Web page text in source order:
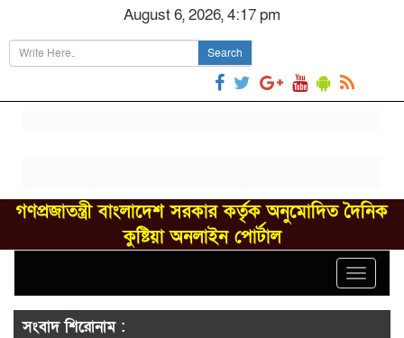
August 6, 2026, 4:17 pm
Search
গণপ্রজাতন্ত্রী বাংলাদেশ সরকার কর্তৃক অনুমোদিত দৈনিক
কুষ্টিয়া অনলাইন পোর্টাল
Toggle
সংবাদ শিরোনাম :